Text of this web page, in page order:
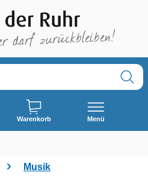
Warenkorb Menü
Musik